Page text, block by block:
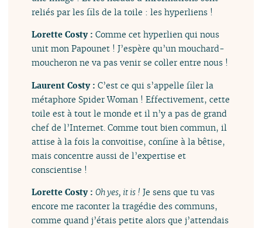
reliés par les fils de la toile : les hyperliens !
Lorette Costy :Comme cet hyperlien qui nous
unit mon Papounet ! J’espère qu’un mouchard-
moucheron ne va pas venir se coller entre nous !
Laurent Costy :C’est ce qui s’appelle filer la
métaphore Spider Woman ! Effectivement, cette
toile est à tout le monde et il n’y a pas de grand
chef de l’Internet. Comme tout bien commun, il
attise à la fois la convoitise, confine à la bêtise,
mais concentre aussi de l’expertise et
conscientise !
Lorette Costy :Oh yes, it is ! Je sens que tu vas
encore me raconter la tragédie des communs,
comme quand j’étais petite alors que j’attendais